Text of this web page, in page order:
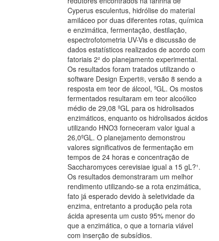
Cyperus esculentus, hidrólise do material
amiláceo por duas diferentes rotas, química
e enzimática, fermentação, destilação,
espectrofotometria UV-Vis e discussão de
dados estatísticos realizados de acordo com
fatoriais 2² do planejamento experimental.
Os resultados foram tratados utilizando o
software Design Expert®, versão 8 sendo a
resposta em teor de álcool, ºGL. Os mostos
fermentados resultaram em teor alcoólico
médio de 29,08 ºGL para os hidrolisados
enzimáticos, enquanto os hidrolisados ácidos
utilizando HNO3 forneceram valor igual a
26,0ºGL. O planejamento demonstrou
valores significativos de fermentação em
tempos de 24 horas e concentração de
Saccharomyces cerevisiae igual a 15 gL?¹.
Os resultados demonstraram um melhor
rendimento utilizando-se a rota enzimática,
fato já esperado devido à seletividade da
enzima, entretanto a produção pela rota
ácida apresenta um custo 95% menor do
que a enzimática, o que a tornaria viável
com inserção de subsídios.